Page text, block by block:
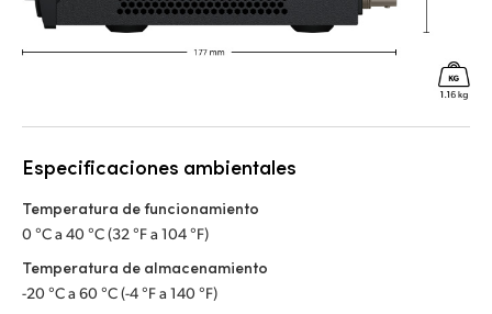
Especificaciones ambientales
Temperatura de funcionamiento
0 °C a 40 °C (32 °F a 104 °F)
Temperatura de almacenamiento
-20 °C a 60 °C (-4 °F a 140 °F)